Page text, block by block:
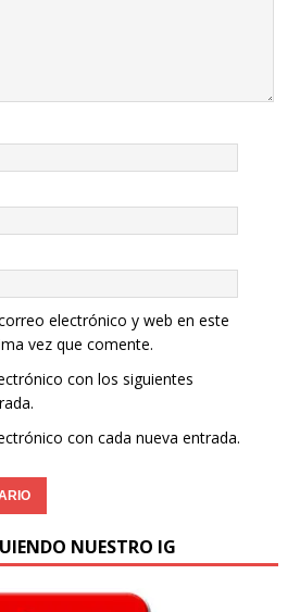
electrónico y web en este
vez que comente.
con los siguientes
con cada nueva entrada.
NUESTRO IG